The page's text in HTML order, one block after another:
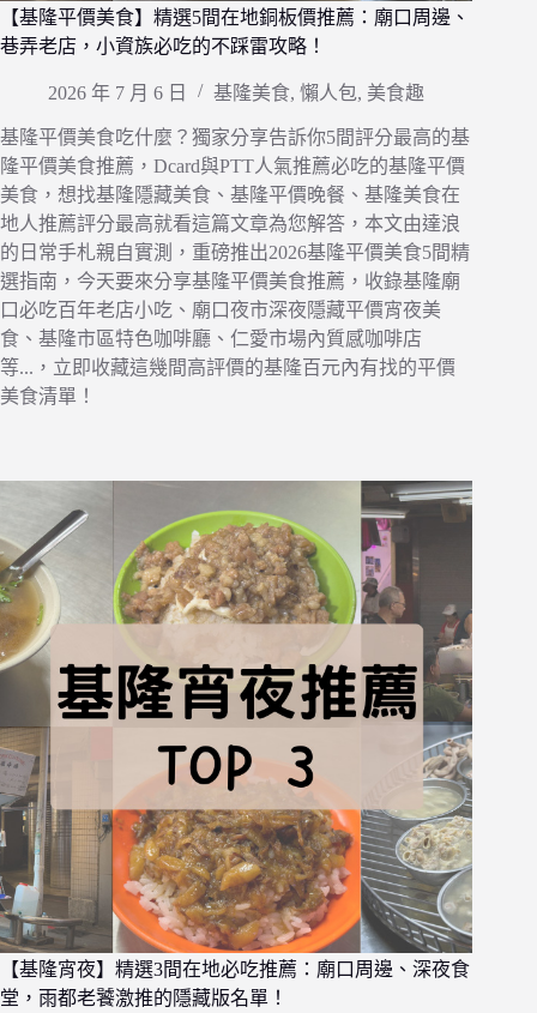
【基隆平價美食】精選5間在地銅板價推薦：廟口周邊、
巷弄老店，小資族必吃的不踩雷攻略！
2026 年 7 月 6 日 基隆美食, 懶人包, 美食趣
基隆平價美食吃什麼？獨家分享告訴你5間評分最高的基
隆平價美食推薦，Dcard與PTT人氣推薦必吃的基隆平價
美食，想找基隆隱藏美食、基隆平價晚餐、基隆美食在
地人推薦評分最高就看這篇文章為您解答，本文由達浪
的日常手札親自實測，重磅推出2026基隆平價美食5間精
選指南，今天要來分享基隆平價美食推薦，收錄基隆廟
口必吃百年老店小吃、廟口夜市深夜隱藏平價宵夜美
食、基隆市區特色咖啡廳、仁愛市場內質感咖啡店
等...，立即收藏這幾間高評價的基隆百元內有找的平價
美食清單！
【基隆宵夜】精選3間在地必吃推薦：廟口周邊、深夜食
堂，雨都老饕激推的隱藏版名單！